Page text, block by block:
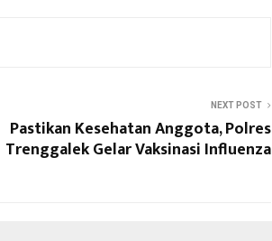
NEXT POST
Pastikan Kesehatan Anggota, Polres
Trenggalek Gelar Vaksinasi Influenza